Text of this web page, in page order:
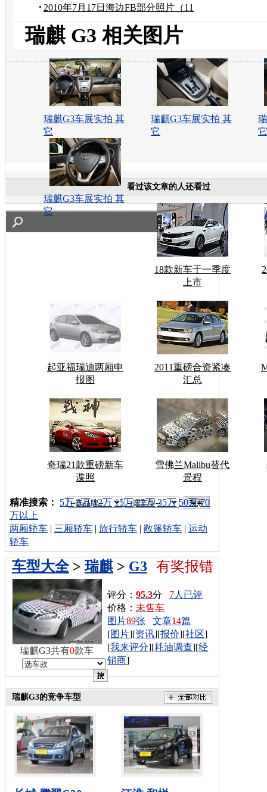
2010年7月17日海边FB部分照片（11
瑞麒 G3 相关图片
瑞麒G3车展实拍 其
它
瑞麒G3车展实拍 其
它
它
瑞麒G3车展实拍 其
它
看过该文章的人还看过
18款新车于一季度
上市
起亚福瑞迪两厢申
报图
2011重磅合资紧凑
汇总
奇瑞21款重磅新车
谍照
雪佛兰Malibu替代
景程
车型搜索：
精准搜索： 5万 8万 12万 15万 22万 35万 50万 70
万以上
两厢轿车 | 三厢轿车 | 旅行轿车 | 敞篷轿车 | 运动
轿车
有奖报错
车型大全>瑞麒 > G3
评分：95.3分 7人已评
价格： 未售车
图片89张 文章14篇
[图片][资讯][报价][社区]
[我来评分][耗油调查][经
销商]
瑞麒G3共有0款车
瑞麒G3的竞争车型